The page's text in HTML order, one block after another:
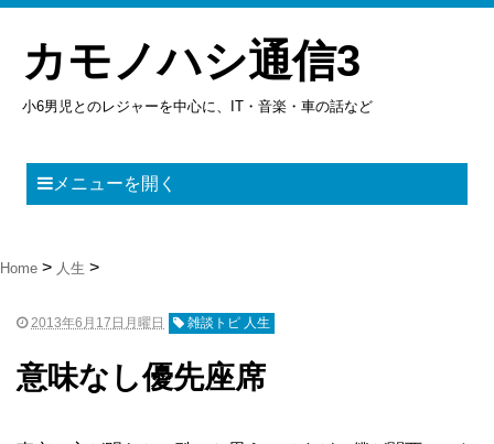
カモノハシ通信3
小6男児とのレジャーを中心に、IT・音楽・車の話など
メニューを開く
Home 人生
2013年6月17日月曜日 雑談トピ 人生
意味なし優先座席